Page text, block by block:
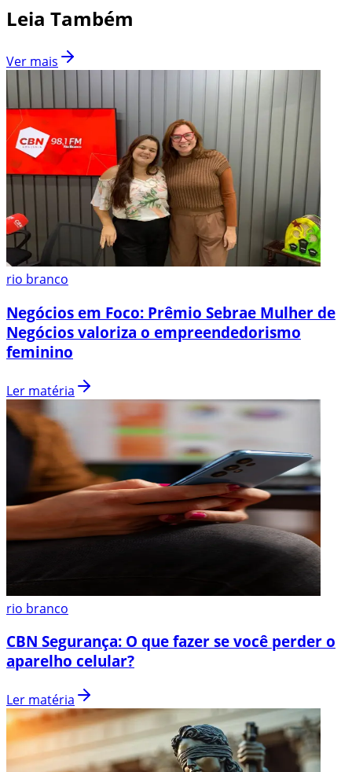
Leia Também
Ver mais
rio branco
Negócios em Foco: Prêmio Sebrae Mulher de
Negócios valoriza o empreendedorismo
feminino
Ler matéria
rio branco
CBN Segurança: O que fazer se você perder o
aparelho celular?
Ler matéria